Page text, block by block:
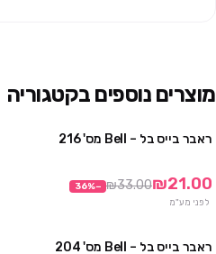
מוצרים נוספים בקטגוריה
ראבר בייס בל – Bell מס' 216
₪21.00
₪33.00
−
36%
לפני מע"מ
ראבר בייס בל – Bell מס' 204